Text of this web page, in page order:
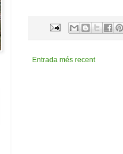
Entrada més recent